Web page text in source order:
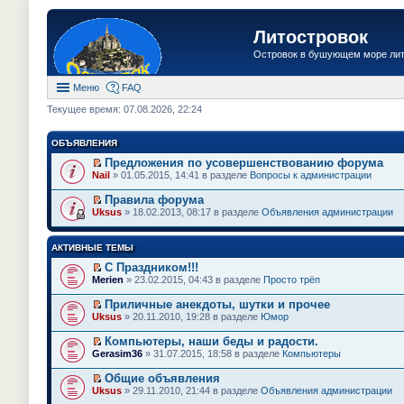
Литостровок
Островок в бушующем море
Меню FAQ
Текущее время: 07.08.2026, 22:24
ОБЪЯВЛЕНИЯ
П
р
е
й
т
и
к
п
е
р
о
м
у
н
е
п
р
о
ч
Предложения по усовершенствованию форума
Nail » 01.05.2015, 14:41 в разделе Вопросы к администрации
П
р
й
т
и
к
п
е
р
о
м
у
н
е
п
Правила форума
Uksus » 18.02.2013, 08:17 в разделе Объявления администрации
АКТИВНЫЕ ТЕМЫ
П
р
е
й
т
и
к
е
р
в
С Праздником!!!
Merien » 23.02.2015, 04:43 в разделе Просто трёп
П
р
е
й
т
и
к
Приличные анекдоты, шутки и прочее
Uksus » 20.11.2010, 19:28 в разделе Юмор
П
р
е
й
Компьютеры, наши беды и радости.
Gerasim36 » 31.07.2015, 18:58 в разделе Компьютеры
П
Общие объявления
Uksus » 29.11.2010, 21:44 в разделе Объявления администрации